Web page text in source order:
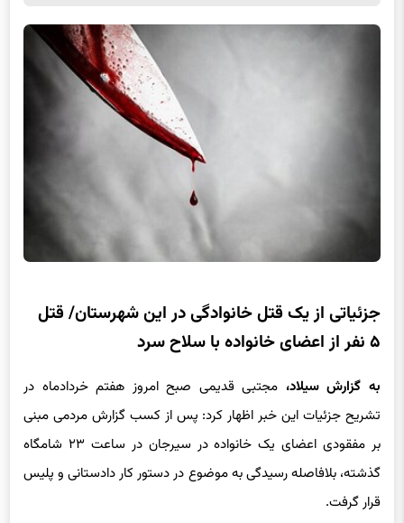
جزئیاتی از یک قتل خانوادگی در این شهرستان/ قتل
۵ نفر از اعضای خانواده با سلاح سرد
به گزارش سیلاد، مجتبی قدیمی صبح امروز هفتم خردادماه در
تشریح جزئیات این خبر اظهار کرد: پس از کسب گزارش مردمی مبنی
بر مفقودی اعضای یک خانواده در سیرجان در ساعت ۲۳ شامگاه
گذشته، بلافاصله رسیدگی به موضوع در دستور کار دادستانی و پلیس
قرار گرفت.